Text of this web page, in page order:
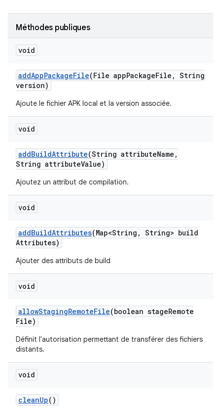
Méthodes publiques
void
addAppPackageFile(File appPackageFile , String
version)
Ajoute le fichier APK local et la version associée.
void
addBuildAttribute(String attributeName ,
String attributeValue)
Ajoutez un attribut de compilation.
void
addBuildAttributes(Map<String , String> build
Attributes)
Ajouter des attributs de build
void
allowStagingRemoteFile(boolean stageRemote
File)
Définit l'autorisation permettant de transférer des fichiers
distants.
void
cleanUp()